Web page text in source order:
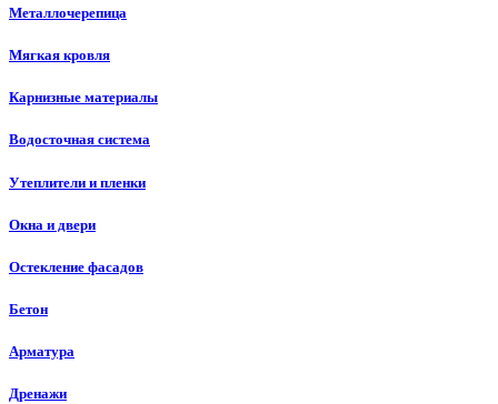
Металлочерепица
Мягкая кровля
Карнизные материалы
Водосточная система
Утеплители и пленки
Окна и двери
Остекление фасадов
Бетон
Арматура
Дренажи